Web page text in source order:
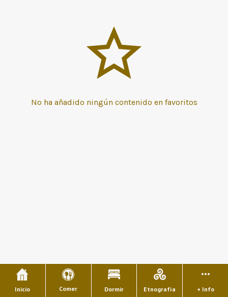
No ha añadido ningún contenido en favoritos
Inicio Comer Dormir Etnografía + Info